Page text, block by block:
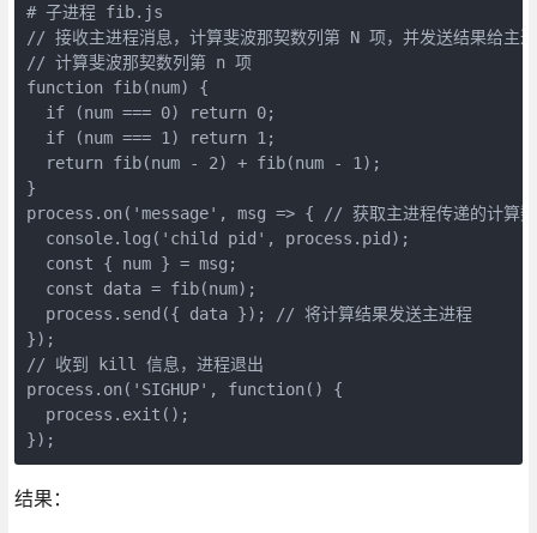
# 子进程 fib.js
// 接收主进程消息，计算斐波那契数列第 N 项，并发送结果给主
// 计算斐波那契数列第 n 项
function fib(num) {
  if (num === 0) return 0;
  if (num === 1) return 1;
  return fib(num - 2) + fib(num - 1);
}
process.on('message', msg => { // 获取主进程传递的计算
  console.log('child pid', process.pid);
  const { num } = msg;
  const data = fib(num);
  process.send({ data }); // 将计算结果发送主进程
});
// 收到 kill 信息，进程退出
process.on('SIGHUP', function() {
  process.exit();
结果：